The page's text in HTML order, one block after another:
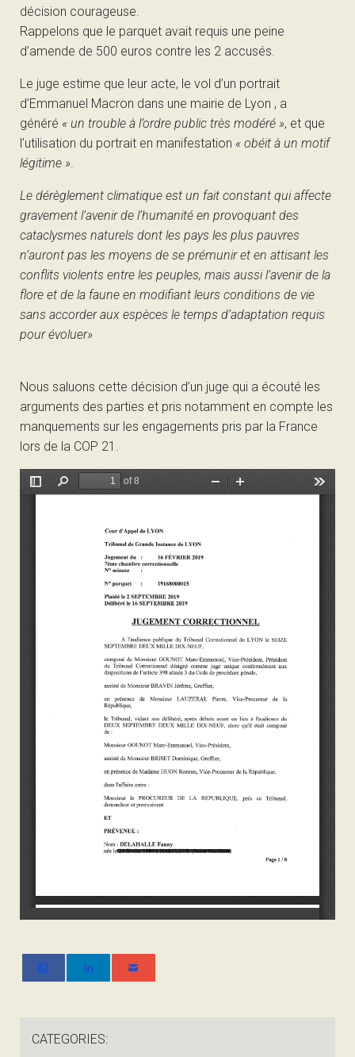
décision courageuse.
Rappelons que le parquet avait requis une peine
d’amende de 500 euros contre les 2 accusés.
Le juge estime que leur acte, le vol d’un portrait
d’Emmanuel Macron dans une mairie de Lyon , a
généré « un trouble à l’ordre public très modéré », et que
l’utilisation du portrait en manifestation « obéit à un motif
légitime ».
Le dérèglement climatique est un fait constant qui affecte
gravement l’avenir de l’humanité en provoquant des
cataclysmes naturels dont les pays les plus pauvres
n’auront pas les moyens de se prémunir et en attisant les
conflits violents entre les peuples, mais aussi l’avenir de la
flore et de la faune en modifiant leurs conditions de vie
sans accorder aux espèces le temps d’adaptation requis
pour évoluer»
Nous saluons cette décision d’un juge qui a écouté les
arguments des parties et pris notamment en compte les
manquements sur les engagements pris par la France
lors de la COP 21.
CATEGORIES: